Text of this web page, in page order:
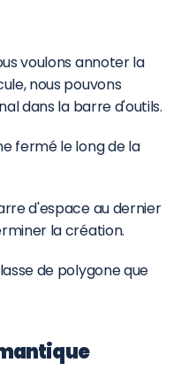
voulons annoter la
nous pouvons
dans la barre d'outils.
fermé le long de la
d'espace au dernier
la création.
de polygone que